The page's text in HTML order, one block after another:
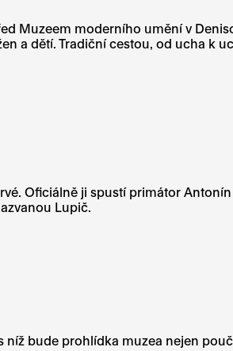
Muzeem moderního umění v
a dětí. Tradiční cestou, od ucha
Oficiálně ji spustí primátor
Lupič.
bude prohlídka muzea nejen